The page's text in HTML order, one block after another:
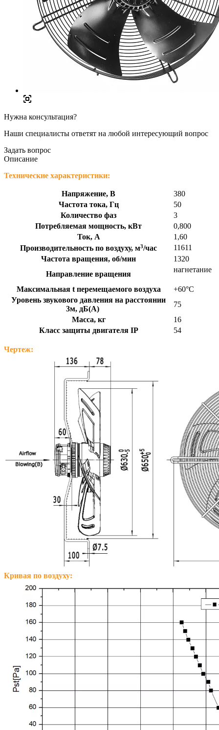
Нужна консультация?
Наши специалисты ответят на любой интересующий вопрос
Задать вопрос
Описание
Технические характеристики:
Напряжение, В
380
Частота тока, Гц
50
Количество фаз
3
Потребляемая мощность, кВт
0,800
Ток, A
1,60
Производительность по воздуху, м3/час
11611
Частота вращения, об/мин
1320
Направление вращения
нагнетание
Максимальная t перемещаемого воздуха
+60°C
Уровень звукового давления на расстоянии
3м, дБ(А)
75
Масса, кг
16
Класс защиты двигателя IP
54
Чертеж:
Кривая по воздуху: